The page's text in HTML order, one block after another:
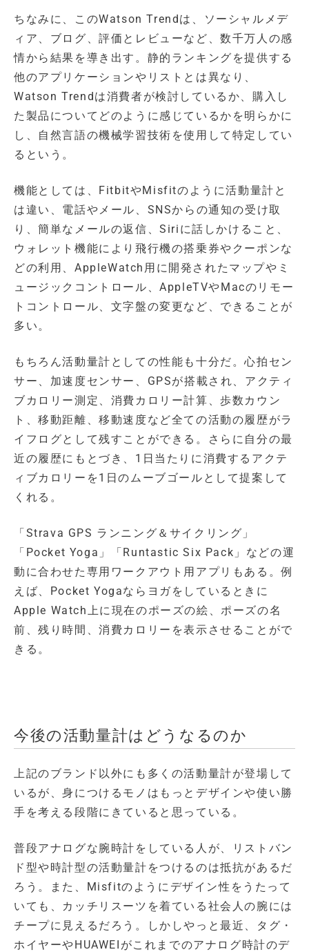
ちなみに、このWatson Trendは、ソーシャルメデ
ィア、ブログ、評価とレビューなど、数千万人の感
情から結果を導き出す。静的ランキングを提供する
他のアプリケーションやリストとは異なり、
Watson Trendは消費者が検討しているか、購入し
た製品についてどのように感じているかを明らかに
し、自然言語の機械学習技術を使用して特定してい
るという。
機能としては、FitbitやMisfitのように活動量計と
は違い、電話やメール、SNSからの通知の受け取
り、簡単なメールの返信、Siriに話しかけること、
ウォレット機能により飛行機の搭乗券やクーポンな
どの利用、AppleWatch用に開発されたマップやミ
ュージックコントロール、AppleTVやMacのリモー
トコントロール、文字盤の変更など、できることが
多い。
もちろん活動量計としての性能も十分だ。心拍セン
サー、加速度センサー、GPSが搭載され、アクティ
ブカロリー測定、消費カロリー計算、歩数カウン
ト、移動距離、移動速度など全ての活動の履歴がラ
イフログとして残すことができる。さらに自分の最
近の履歴にもとづき、1日当たりに消費するアクテ
ィブカロリーを1日のムーブゴールとして提案して
くれる。
「Strava GPS ランニング＆サイクリング」
「Pocket Yoga」「Runtastic Six Pack」などの運
動に合わせた専用ワークアウト用アプリもある。例
えば、Pocket Yogaならヨガをしているときに
Apple Watch上に現在のポーズの絵、ポーズの名
前、残り時間、消費カロリーを表示させることがで
きる。
今後の活動量計はどうなるのか
上記のブランド以外にも多くの活動量計が登場して
いるが、身につけるモノはもっとデザインや使い勝
手を考える段階にきていると思っている。
普段アナログな腕時計をしている人が、リストバン
ド型や時計型の活動量計をつけるのは抵抗があるだ
ろう。また、Misfitのようにデザイン性をうたって
いても、カッチリスーツを着ている社会人の腕には
チープに見えるだろう。しかしやっと最近、タグ・
ホイヤーやHUAWEIがこれまでのアナログ時計のデ